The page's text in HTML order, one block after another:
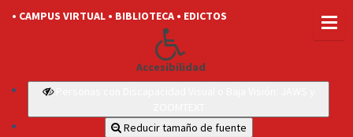
• CAMPUS VIRTUAL • BIBLIOTECA • EDICTOS
Accesibilidad
Reducir tamaño de fuente